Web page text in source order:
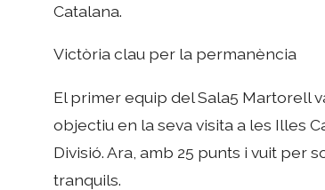
Catalana.
Victòria clau per la permanència
El primer equip del Sala5 Martorell
objectiu en la seva visita a les Illes
Divisió. Ara, amb 25 punts i vuit per
tranquils.